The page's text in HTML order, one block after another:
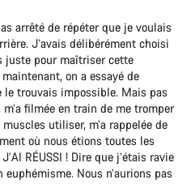
arrêté de répéter que je voulais
J’avais délibérément choisi
juste pour maîtriser cette
on a essayé de
le trouvais impossible. Mais pas
filmée en train de me tromper
utiliser, m’a rappelée de
où nous étions toutes les
RÉUSSI ! Dire que j’étais ravie
Nous n’aurions pas